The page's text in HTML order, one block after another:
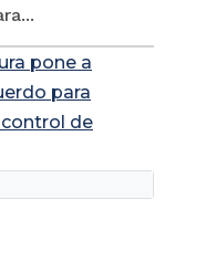
pone a
para
de